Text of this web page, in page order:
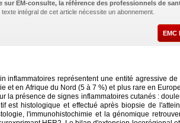
sur EM-consulte, la référence des professionnels de
texte intégral de cet article nécessite un abonnement.
EMC
inflammatoires représentent une entité agressive
et en Afrique du Nord (5 à 7 %) et plus rare en
la présence de signes inflammatoires cutanés :
est histologique et effectué après biopsie de
l'immunohistochimie et la génomique